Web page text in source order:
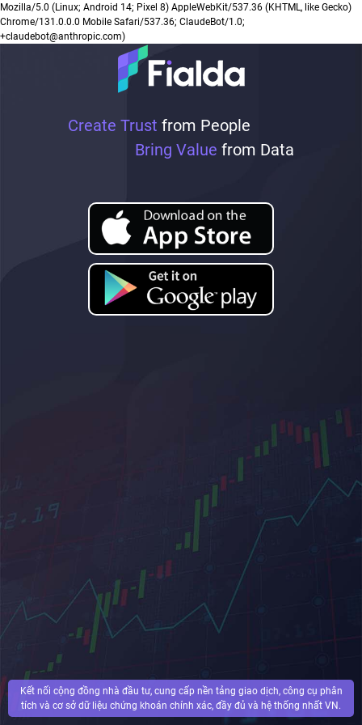
Create Trust from People
Bring Value from Data
Kết nối cộng đồng nhà đầu tư, cung cấp nền tảng giao dịch, công cụ phân
tích và cơ sở dữ liệu chứng khoán chính xác, đầy đủ và hệ thống nhất VN.
Mozilla/5.0 (Linux; Android 14; Pixel 8) AppleWebKit/537.36 (KHTML, like Gecko)
Chrome/131.0.0.0 Mobile Safari/537.36; ClaudeBot/1.0;
+claudebot@anthropic.com)